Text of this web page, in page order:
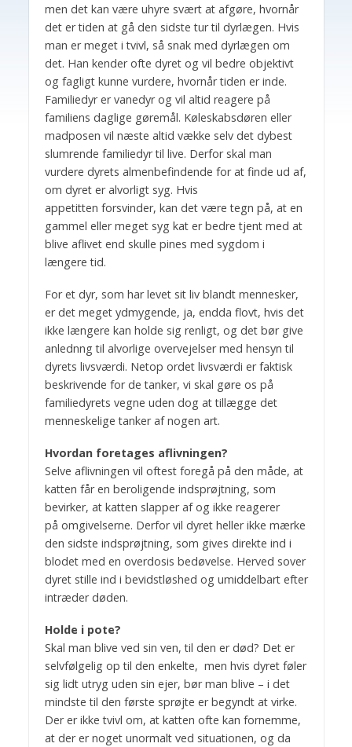
men det kan være uhyre svært at afgøre, hvornår
det er tiden at gå den sidste tur til dyrlægen. Hvis
man er meget i tvivl, så snak med dyrlægen om
det. Han kender ofte dyret og vil bedre objektivt
og fagligt kunne vurdere, hvornår tiden er inde.
Familiedyr er vanedyr og vil altid reagere på
familiens daglige gøremål. Køleskabsdøren eller
madposen vil næste altid vække selv det dybest
slumrende familiedyr til live. Derfor skal man
vurdere dyrets almenbefindende for at finde ud af,
om dyret er alvorligt syg. Hvis
appetitten forsvinder, kan det være tegn på, at en
gammel eller meget syg kat er bedre tjent med at
blive aflivet end skulle pines med sygdom i
længere tid.
For et dyr, som har levet sit liv blandt mennesker,
er det meget ydmygende, ja, endda flovt, hvis det
ikke længere kan holde sig renligt, og det bør give
anlednng til alvorlige overvejelser med hensyn til
dyrets livsværdi. Netop ordet livsværdi er faktisk
beskrivende for de tanker, vi skal gøre os på
familiedyrets vegne uden dog at tillægge det
menneskelige tanker af nogen art.
Hvordan foretages aflivningen?
Selve aflivningen vil oftest foregå på den måde, at
katten får en beroligende indsprøjtning, som
bevirker, at katten slapper af og ikke reagerer
på omgivelserne. Derfor vil dyret heller ikke mærke
den sidste indsprøjtning, som gives direkte ind i
blodet med en overdosis bedøvelse. Herved sover
dyret stille ind i bevidstløshed og umiddelbart efter
intræder døden.
Holde i pote?
Skal man blive ved sin ven, til den er død? Det er
selvfølgelig op til den enkelte, men hvis dyret føler
sig lidt utryg uden sin ejer, bør man blive – i det
mindste til den første sprøjte er begyndt at virke.
Der er ikke tvivl om, at katten ofte kan fornemme,
at der er noget unormalt ved situationen, og da